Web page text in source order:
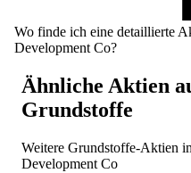
Wo finde ich eine detaillierte
Development Co?
Ähnliche Aktien
Grundstoffe
Weitere Grundstoffe-Aktien
Development Co